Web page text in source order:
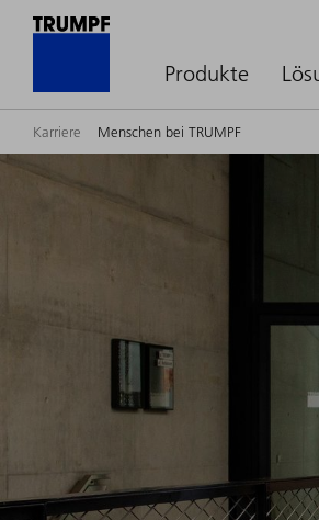
Produkte
Karriere Menschen bei TRUMPF